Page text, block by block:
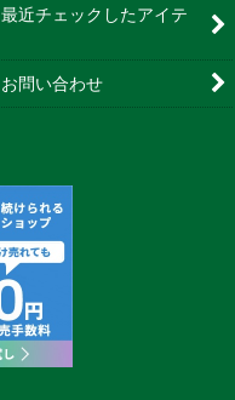
最近チェックしたアイテ
お問い合わせ